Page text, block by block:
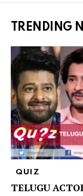
TRENDING
QUIZ
TELUGU